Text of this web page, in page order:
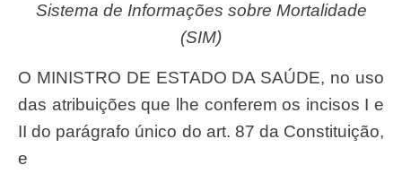
Sistema de Informações sobre Mortalidade
(SIM)
O MINISTRO DE ESTADO DA SAÚDE, no uso
das atribuições que lhe conferem os incisos I e
II do parágrafo único do art. 87 da Constituição,
e